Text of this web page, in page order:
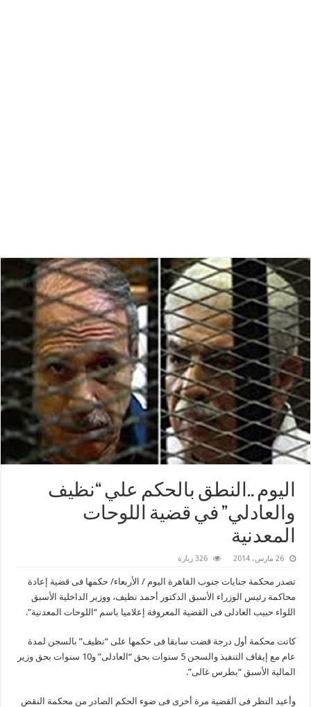
اليوم ..النطق بالحكم علي “نظيف
والعادلي” في قضية اللوحات
المعدنية
26 مارس، 2014 326 زيارة
تصدر محكمة جنايات جنوب القاهرة اليوم / الأربعاء/ حكمها فى قضية إعادة
محاكمة رئيس الوزراء الأسبق الدكتور أحمد نظيف، ووزير الداخلية الأسبق
اللواء حبيب العادلى فى القضية المعروفة إعلاميا باسم “اللوحات المعدنية”.
كانت محكمة أول درجة قضت سابقا فى حكمها على “نظيف” بالسجن لمدة
عام مع إيقاف التنفيذ والسجن 5 سنوات بحق “العادلى” و10 سنوات بحق وزير
المالية الأسبق “بطرس غالى”.
وأعيد النظر فى القضية مرة أخرى فى ضوء الحكم الصادر من محكمة النقض